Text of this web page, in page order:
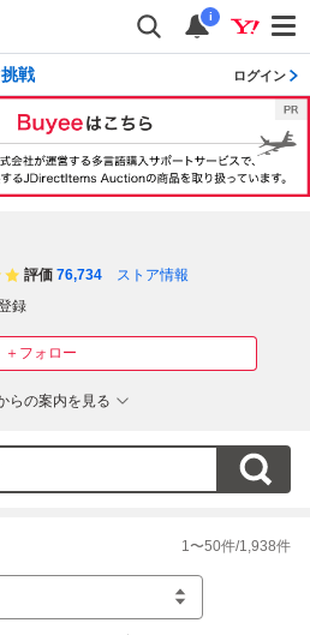
i
戦 ログイン
＋フォロー
評価 76,734
ストア情報
録
らの案内を見る
1 〜50件/1,938件